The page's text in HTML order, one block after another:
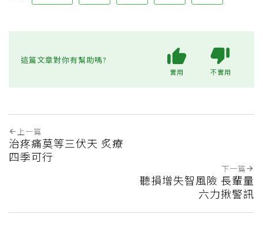
這篇文章對你有幫助嗎?
實用 不實用
上一篇
治疼痛莫等三伏天 炙療
四季可行
下一篇
聽損增失智風險 長輩量
六力揪警訊